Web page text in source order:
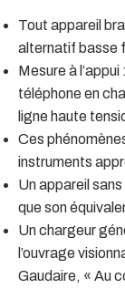
Tout appareil
alternatif basse
Mesure à
téléphone en
ligne haute
Ces
instruments
Un appareil
que son
Un chargeur
l’ouvrage
Gaudaire, « Au